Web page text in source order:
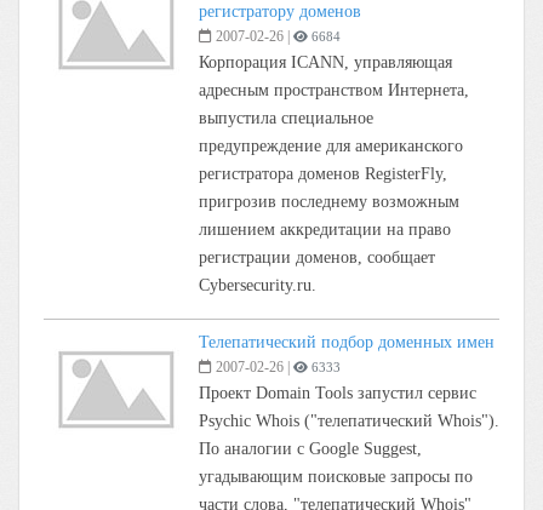
регистратору доменов
2007-02-26 6684
Корпорация ICANN, управляющая
адресным пространством Интернета,
выпустила специальное
предупреждение для американского
регистратора доменов RegisterFly,
пригрозив последнему возможным
лишением аккредитации на право
регистрации доменов, сообщает
Cybersecurity.ru.
Телепатический подбор доменных имен
2007-02-26 6333
Проект Domain Tools запустил сервис
Psychic Whois ("телепатический Whois").
По аналогии с Google Suggest,
угадывающим поисковые запросы по
части слова, "телепатический Whois"